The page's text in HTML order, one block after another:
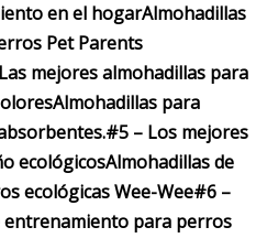
en el hogarAlmohadillas
Pet Parents
mejores almohadillas para
Almohadillas para
#5 – Los mejores
ecológicosAlmohadillas de
ecológicas Wee-Wee#6 –
entrenamiento para perros